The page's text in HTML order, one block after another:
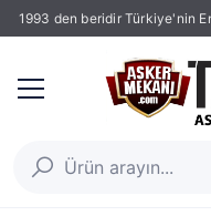
1993 den beridir Türkiye'nin